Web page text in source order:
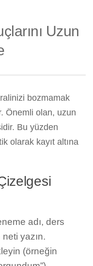
Uzun
bozmamak
Önemli olan, uzun
Bu yüzden
olarak kayıt altına
adı, ders
yazın.
(örneğin